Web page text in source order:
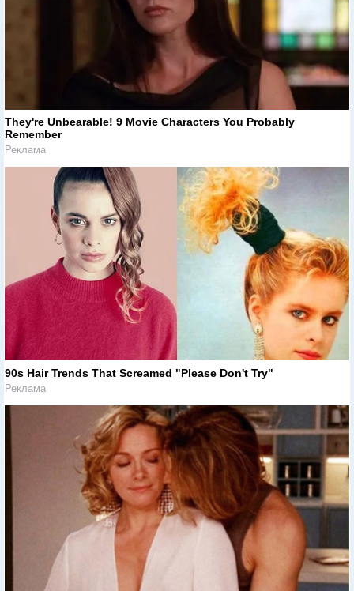
They're Unbearable! 9 Movie Characters You Probably
Remember
Реклама
90s Hair Trends That Screamed "Please Don't Try"
Реклама